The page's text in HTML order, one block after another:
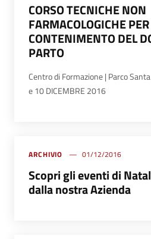
CORSO TECNICHE NON
FARMACOLOGICHE
CONTENIMENTO DEL
PARTO
Centro di Formazione | Parco
e 10 DICEMBRE 2016
ARCHIVIO 01/12/2016
Scopri gli eventi di
dalla nostra Azienda